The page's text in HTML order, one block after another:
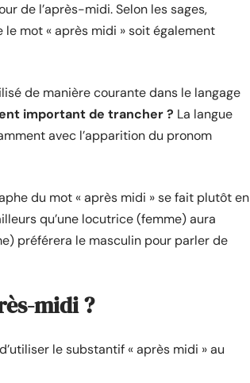
de l’après-midi. Selon les sages,
mot « après midi » soit également
de manière courante dans le langage
important de trancher ? La langue
avec l’apparition du pronom
du mot « après midi » se fait plutôt en
qu’une locutrice (femme) aura
préférera le masculin pour parler de
midi ?
le substantif « après midi » au